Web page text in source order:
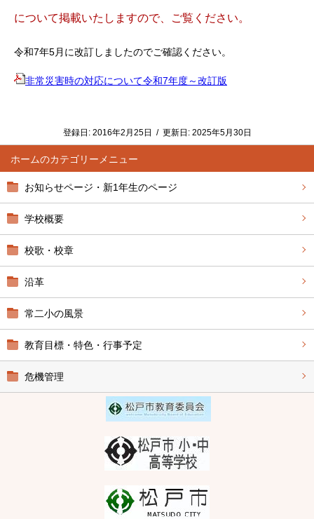
ホーム
お知らせページ・新1年生のページ
学校概要
校歌・校章
沿革
常二小の風景
教育目標・特色・行事予定
危機管理
について掲載いたしますので、ご覧ください。
令和7年5月に改訂しましたのでご確認ください。
非常災害時の対応について令和7年度～改訂版
登録日: 2016年2月25日 / 更新日: 2025年5月30日